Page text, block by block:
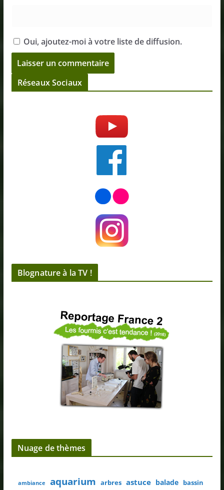
Oui, ajoutez-moi à votre liste de diffusion.
Réseaux Sociaux
Blognature à la TV !
Nuage de thèmes
ambiance aquarium arbres astuce balade bassin